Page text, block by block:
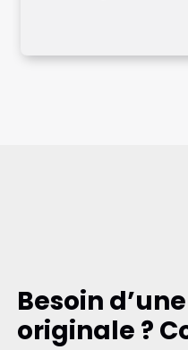
Besoin
originale ?